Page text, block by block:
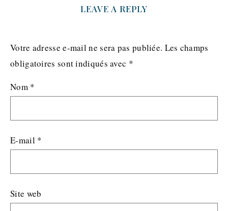
LEAVE A REPLY
Votre adresse e-mail ne sera pas publiée. Les champs
obligatoires sont indiqués avec *
Nom *
E-mail *
Site web